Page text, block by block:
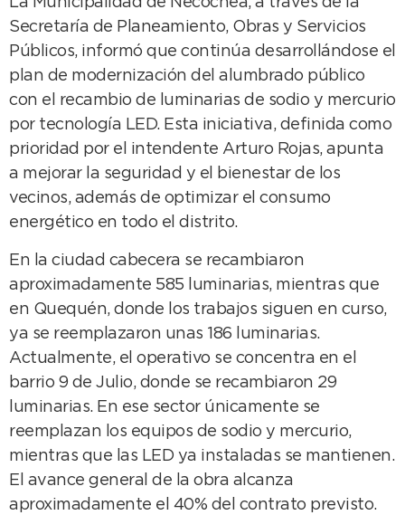
La Municipalidad de Necochea, a través de la
Secretaría de Planeamiento, Obras y Servicios
Públicos, informó que continúa desarrollándose el
plan de modernización del alumbrado público
con el recambio de luminarias de sodio y mercurio
por tecnología LED. Esta iniciativa, definida como
prioridad por el intendente Arturo Rojas, apunta
a mejorar la seguridad y el bienestar de los
vecinos, además de optimizar el consumo
energético en todo el distrito.
En la ciudad cabecera se recambiaron
aproximadamente 585 luminarias, mientras que
en Quequén, donde los trabajos siguen en curso,
ya se reemplazaron unas 186 luminarias.
Actualmente, el operativo se concentra en el
barrio 9 de Julio, donde se recambiaron 29
luminarias. En ese sector únicamente se
reemplazan los equipos de sodio y mercurio,
mientras que las LED ya instaladas se mantienen.
El avance general de la obra alcanza
aproximadamente el 40% del contrato previsto.